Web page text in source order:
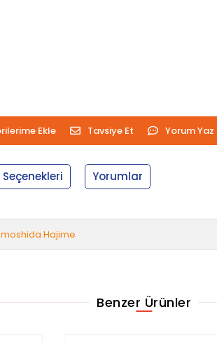
Ekle Tavsiye Et Yorum Yaz
Yorumlar
Hajime
Benzer Ürünler